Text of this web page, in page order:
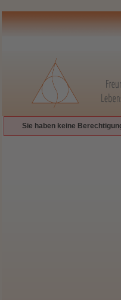
Sie haben keine